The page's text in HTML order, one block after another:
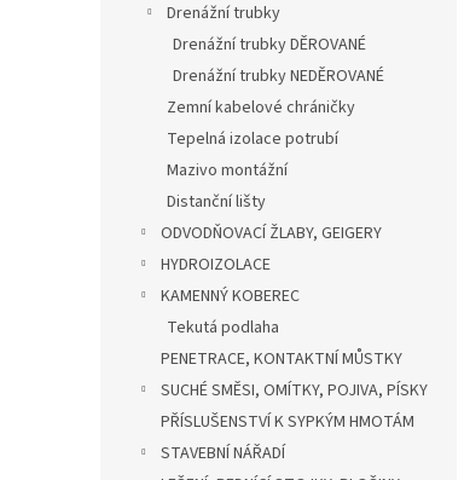
Drenážní trubky
Drenážní trubky DĚROVANÉ
Drenážní trubky NEDĚROVANÉ
Zemní kabelové chráničky
Tepelná izolace potrubí
Mazivo montážní
Distanční lišty
ODVODŇOVACÍ ŽLABY, GEIGERY
HYDROIZOLACE
KAMENNÝ KOBEREC
Tekutá podlaha
PENETRACE, KONTAKTNÍ MŮSTKY
SUCHÉ SMĚSI, OMÍTKY, POJIVA, PÍSKY
PŘÍSLUŠENSTVÍ K SYPKÝM HMOTÁM
STAVEBNÍ NÁŘADÍ